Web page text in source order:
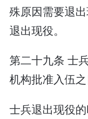
殊原因需要退
退出现役。
第二十九条 士
机构批准入伍之
士兵退出现役